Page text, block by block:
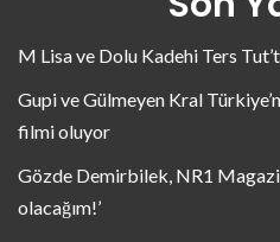
M Lisa ve Dolu Kadehi Ters
Gupi ve Gülmeyen Kral
filmi oluyor
Gözde Demirbilek, NR1
olacağım!’